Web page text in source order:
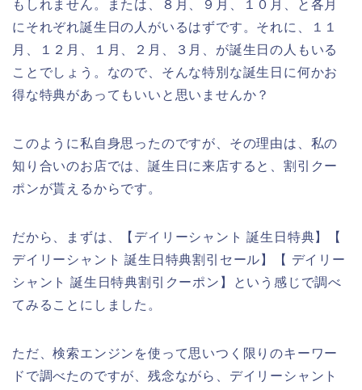
もしれません。または、８月、９月、１０月、と各月
にそれぞれ誕生日の人がいるはずです。それに、１１
月、１２月、１月、２月、３月、が誕生日の人もいる
ことでしょう。なので、そんな特別な誕生日に何かお
得な特典があってもいいと思いませんか？
このように私自身思ったのですが、その理由は、私の
知り合いのお店では、誕生日に来店すると、割引クー
ポンが貰えるからです。
だから、まずは、【デイリーシャント 誕生日特典】【
デイリーシャント 誕生日特典割引セール】【 デイリー
シャント 誕生日特典割引クーポン】という感じで調べ
てみることにしました。
ただ、検索エンジンを使って思いつく限りのキーワー
ドで調べたのですが、残念ながら、デイリーシャント